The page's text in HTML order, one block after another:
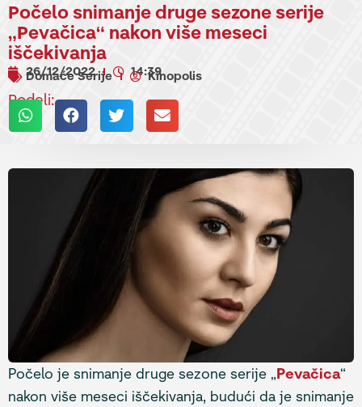
Počelo snimanje druge sezone serije
„Pevačica“ nakon više meseci
iščekivanja
26/12/2022 14:39
Domaće Serije Kinopolis
Podeli:
Počelo je snimanje druge sezone serije „Pevačica“
nakon više meseci iščekivanja, budući da je snimanje